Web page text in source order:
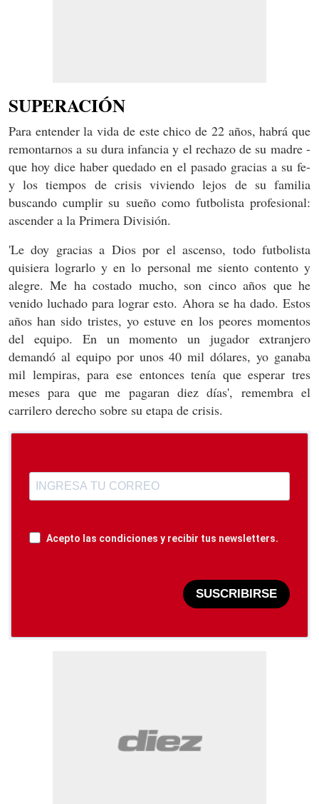
SUPERACIÓN
Para entender la vida de este chico de 22 años, habrá que
remontarnos a su dura infancia y el rechazo de su madre -
que hoy dice haber quedado en el pasado gracias a su fe-
y los tiempos de crisis viviendo lejos de su familia
buscando cumplir su sueño como futbolista profesional:
ascender a la Primera División.
'Le doy gracias a Dios por el ascenso, todo futbolista
quisiera lograrlo y en lo personal me siento contento y
alegre. Me ha costado mucho, son cinco años que he
venido luchado para lograr esto. Ahora se ha dado. Estos
años han sido tristes, yo estuve en los peores momentos
del equipo. En un momento un jugador extranjero
demandó al equipo por unos 40 mil dólares, yo ganaba
mil lempiras, para ese entonces tenía que esperar tres
meses para que me pagaran diez días', remembra el
carrilero derecho sobre su etapa de crisis.
Acepto las condiciones y recibir tus newsletters.
SUSCRIBIRSE